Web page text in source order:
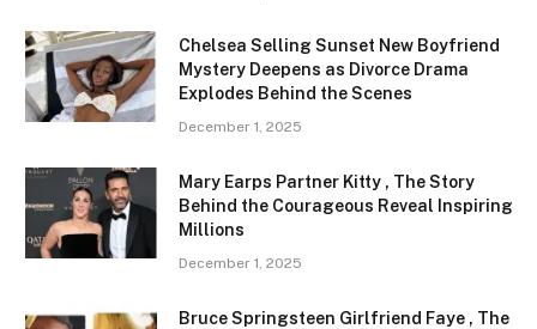
Chelsea Selling Sunset New Boyfriend
Mystery Deepens as Divorce Drama
Explodes Behind the Scenes
December 1, 2025
Mary Earps Partner Kitty , The Story
Behind the Courageous Reveal Inspiring
Millions
December 1, 2025
Bruce Springsteen Girlfriend Faye , The